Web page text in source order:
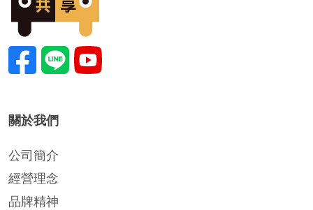
關於我們
公司簡介
經營理念
品牌精神